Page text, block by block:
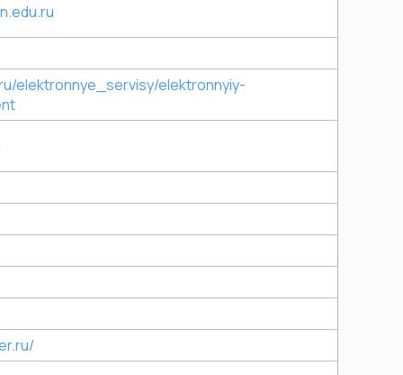
elektronnye_servisy/elektronnyiy-